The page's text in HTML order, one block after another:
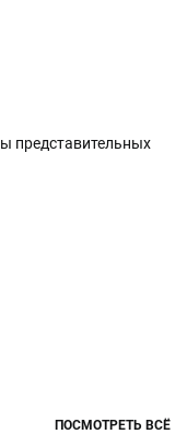
представительных
ПОСМОТРЕТЬ ВСЁ